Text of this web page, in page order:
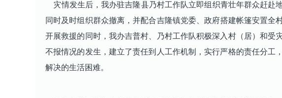
灾情发生后，我办驻吉隆县乃村工作队立即组织青壮年群众赶赴
同时及时组织群众撤离，并配合吉隆镇党委、政府搭建帐篷安置全
开展救援的同时，我办吉普村、乃村工作队积极深入村（居）和受
不报情况的发生，建立了责任到人工作机制，实行严格的责任分
解决的生活困难。